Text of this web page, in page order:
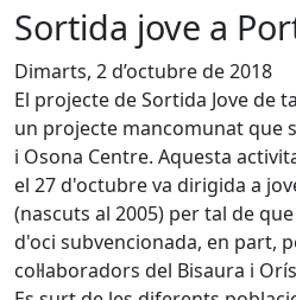
Sortida jove a
Dimarts, 2 d’octubre de 2018
El projecte de Sortida Jove de
un projecte mancomunat que
i Osona Centre. Aquesta
el 27 d'octubre va dirigida a
(nascuts al 2005) per tal de
d'oci subvencionada, en part,
col·laboradors del Bisaura i